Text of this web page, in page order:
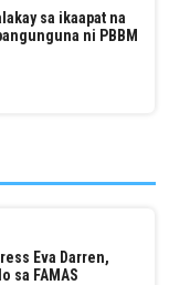
sa ikaapat na
ni PBBM
Eva Darren,
sa FAMAS